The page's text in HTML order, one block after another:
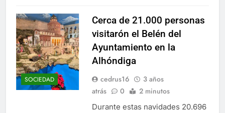
SOCIEDAD
Cerca de 21.000 personas
visitarón el Belén del
Ayuntamiento en la
Alhóndiga
cedrus16
3 años
atrás
0 2 minutos
Durante estas navidades 20.696